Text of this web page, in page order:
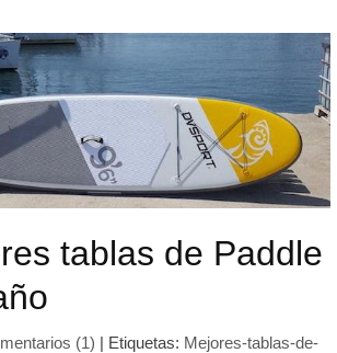
tablas de Paddle
(1) | Etiquetas: Mejores-tablas-de-